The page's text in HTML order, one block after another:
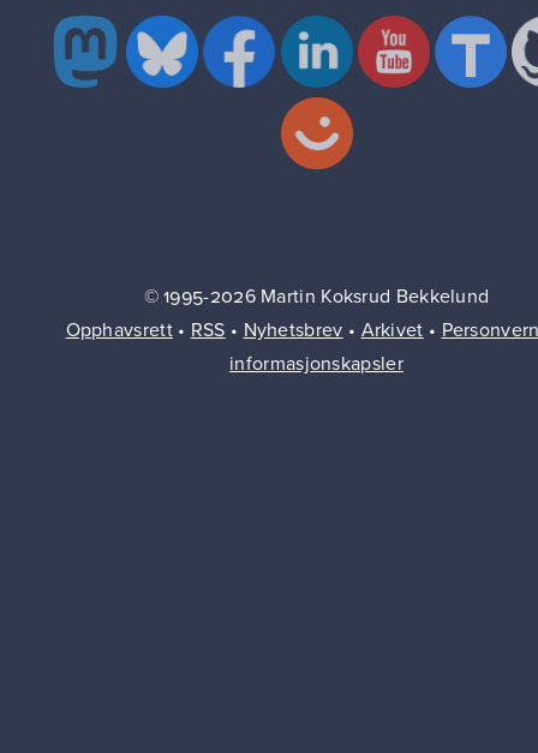
© 1995-2026 Martin Koksrud Bekkelund
Opphavsrett• RSS • Nyhetsbrev • Arkivet •
informasjonskapsler